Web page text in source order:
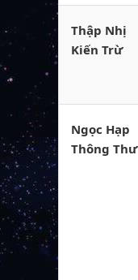
Thập Nhị
Kiến Trừ
Ngọc Hạp
Thông Thư